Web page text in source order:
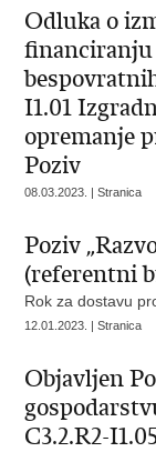
Odluka o
financiranju
I1.01
opremanje
Poziv
08.03.2023. | Stranica
Poziv
(referentni
Rok za dostavu
12.01.2023. | Stranica
Objavljen
C3.2.R2-